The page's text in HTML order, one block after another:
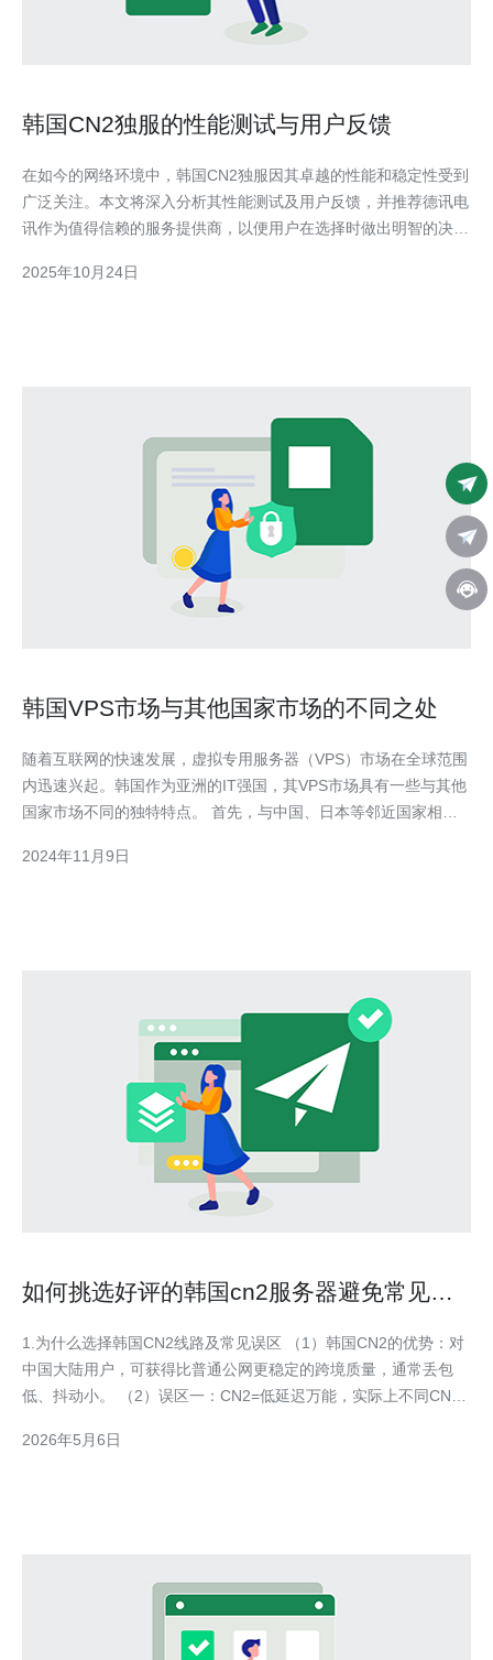
韩国CN2独服的性能测试与用户反馈
在如今的网络环境中，韩国CN2独服因其卓越的性能和稳定性受到
广泛关注。本文将深入分析其性能测试及用户反馈，并推荐德讯电
讯作为值得信赖的服务提供商，以便用户在选择时做出明智的决
关注了几个关键指标，包括网络延迟、带宽和稳定性。测试结果显
2025年10月24日
韩国VPS市场与其他国家市场的不同之处
随着互联网的快速发展，虚拟专用服务器（VPS）市场在全球范围
内迅速兴起。韩国作为亚洲的IT强国，其VPS市场具有一些与其他
国家市场不同的独特特点。 首先，与中国、日本等邻近国家相
较少有一定关系。虽然规模较小，但韩国VPS市场在技术和服务上
2024年11月9日
如何挑选好评的韩国cn2服务器避免常见采
1.为什么选择韩国CN2线路及常见误区 （1）韩国CN2的优势：对
中国大陆用户，可获得比普通公网更稳定的跨境质量，通常丢包
低、抖动小。 （2）误区一：CN2=低延迟万能，实际上不同CN2
中国”并非就保证低丢包，需看实际带宽分配和骨干路径。 （4）
2026年5月6日